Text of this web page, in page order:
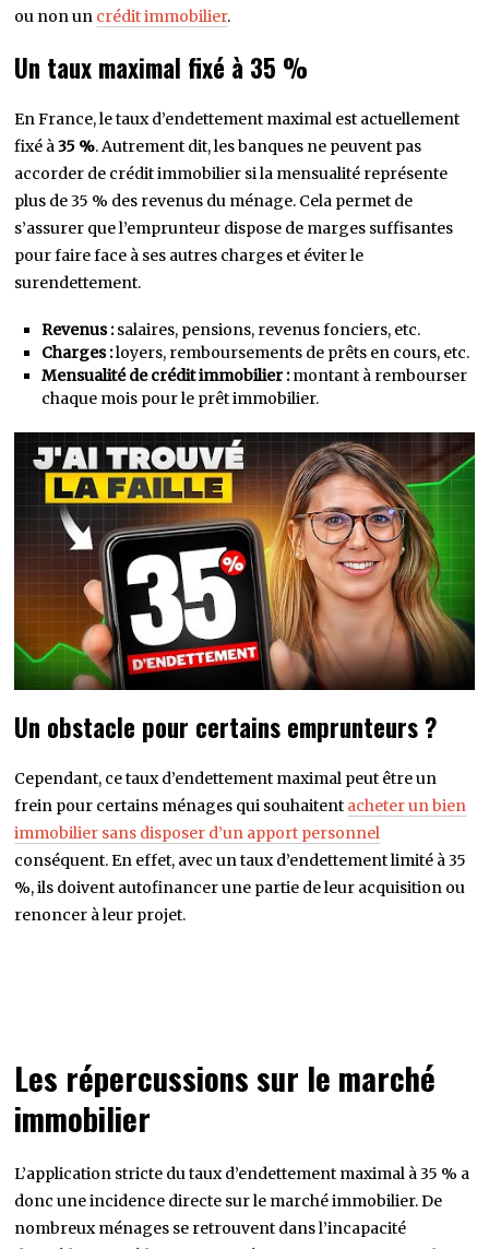
ou non un crédit immobilier.
Un taux maximal fixé à 35 %
En France, le taux d’endettement maximal est actuellement
fixé à35 %. Autrement dit, les banques ne peuvent pas
accorder de crédit immobilier si la mensualité représente
plus de 35 % des revenus du ménage. Cela permet de
s’assurer que l’emprunteur dispose de marges suffisantes
pour faire face à ses autres charges et éviter le
surendettement.
Revenus :salaires, pensions, revenus fonciers, etc.
Charges :loyers, remboursements de prêts en cours, etc.
Mensualité de crédit immobilier :montant à rembourser
chaque mois pour le prêt immobilier.
Un obstacle pour certains emprunteurs ?
Cependant, ce taux d’endettement maximal peut être un
frein pour certains ménages qui souhaitent acheter un bien
immobilier sans disposer d’un apport personnel
conséquent. En effet, avec un taux d’endettement limité à 35
%, ils doivent autofinancer une partie de leur acquisition ou
renoncer à leur projet.
Les répercussions sur le marché
immobilier
L’application stricte du taux d’endettement maximal à 35 % a
donc une incidence directe sur le marché immobilier. De
nombreux ménages se retrouvent dans l’incapacité